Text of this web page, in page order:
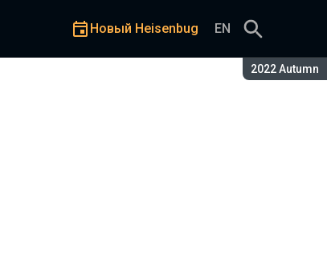
Сезон:
2022 Autumn
Новый Heisenbug EN